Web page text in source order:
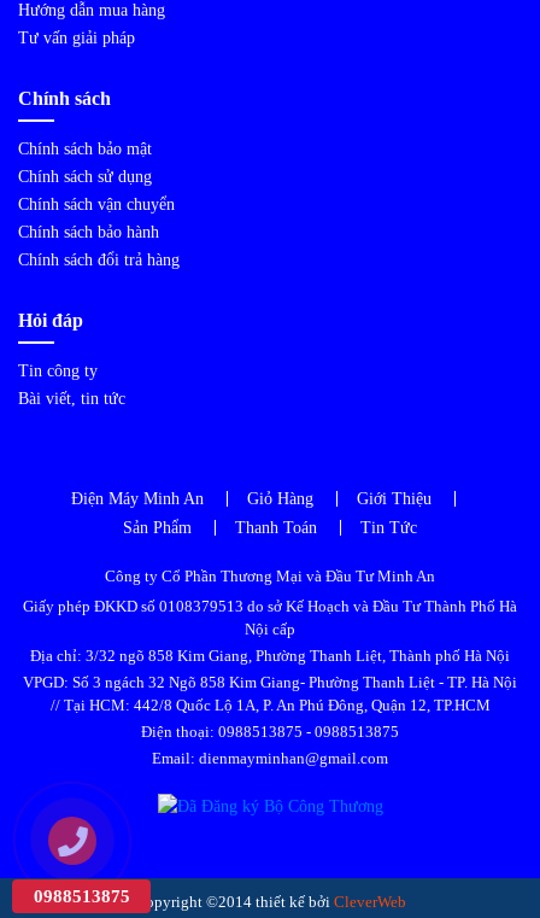
Hướng dẫn mua hàng
Tư vấn giải pháp
Chính sách
Chính sách bảo mật
Chính sách sử dụng
Chính sách vận chuyển
Chính sách bảo hành
Chính sách đổi trả hàng
Hỏi đáp
Tin công ty
Bài viết, tin tức
Điện Máy Minh An Giỏ Hàng
Giới Thiệu
Sản Phẩm
Thanh Toán Tin Tức
Công ty Cổ Phần Thương Mại và Đầu Tư Minh An
Giấy phép ĐKKD số 0108379513 do sở Kế Hoạch và Đầu Tư Thành Phố Hà
Nội cấp
Địa chỉ: 3/32 ngõ 858 Kim Giang, Phường Thanh Liệt, Thành phố Hà Nội
VPGD: Số 3 ngách 32 Ngõ 858 Kim Giang- Phường Thanh Liệt - TP. Hà Nội
// Tại HCM: 442/8 Quốc Lộ 1A, P. An Phú Đông, Quận 12, TP.HCM
Điện thoại: 0988513875 - 0988513875
Email: dienmayminhan@gmail.com
Copyright ©2014 thiết kế bởi CleverWeb
0988513875